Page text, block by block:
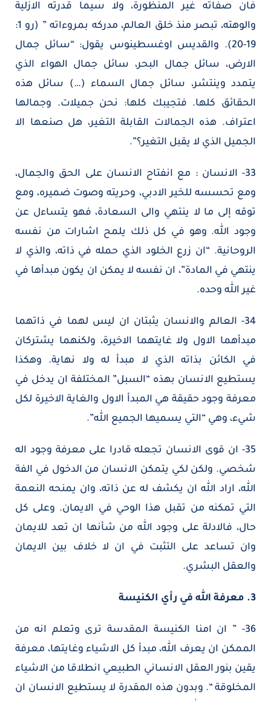
فان صفاته غير المنظورة، ولا سيما قدرته الازلية
والوهته، تبصر منذ خلق العالم، مدركه بمروءاته ” (رو 1:
19-20). والقديس اوغسطينوس يقول: “سائل جمال
الارض، سائل جمال البحر، سائل جمال الهواء الذي
يتمدد وينتشر، سائل جمال السماء (…) سائل هذه
الحقائق كلها. فتجيبك كلها: نحن جميلات. وجمالها
اعتراف. هذه الجمالات القابلة التغير، هل صنعها الا
الجميل الذي لا يقبل التغير؟”.
33- الانسان : مع انفتاح الانسان على الحق والجمال،
ومع تحسسه للخير الادبي، وحريته وصوت ضميره، ومع
توقه إلى ما لا ينتهي والى السعادة، فهو يتساءل عن
وجود الله. وهو في كل ذلك يلمح اشارات من نفسه
الروحانية. “ان زرع الخلود الذي حمله في ذاته، والذي لا
ينتهي في المادة”، ان نفسه لا يمكن ان يكون مبدأها في
غير الله وحده.
34- العالم والانسان يثبتان ان ليس لهما في ذاتهما
مبدأهما الاول ولا غايتهما الاخيرة، ولكنهما يشتركان
في الكائن بذاته الذي لا مبدأ له ولا نهاية. وهكذا
يستطيع الانسان بهذه “السبل” المختلفة ان يدخل في
معرفة وجود حقيقة هي المبدأ الاول والغاية الاخيرة لكل
شيء، وهي “التي يسميها الجميع الله”.
35- ان قوى الانسان تجعله قادرا على معرفة وجود اله
شخصي. ولكن لكي يتمكن الانسان من الدخول في الفة
الله، اراد الله ان يكشف له عن ذاته، وان يمنحه النعمة
التي تمكنه من تقبل هذا الوحي في الايمان. وعلى كل
حال، فالادلة على وجود الله من شأنها ان تعد للايمان
وان تساعد على التثبت في ان لا خلاف بين الايمان
والعقل البشري.
3. معرفة الله في رأي الكنيسة
36- ” ان امنا الكنيسة المقدسة ترى وتعلم انه من
الممكن ان يعرف الله، مبدأ كل الاشياء وغايتها، معرفة
يقين بنور العقل الانساني الطبيعي انطلاقا من الاشياء
المخلوقة “. وبدون هذه المقدرة لا يستطيع الانسان ان